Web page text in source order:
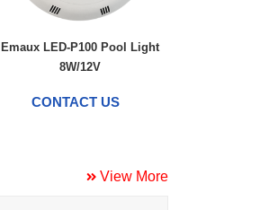
Emaux LED-P100 Pool Light
8W/12V
CONTACT US
View More